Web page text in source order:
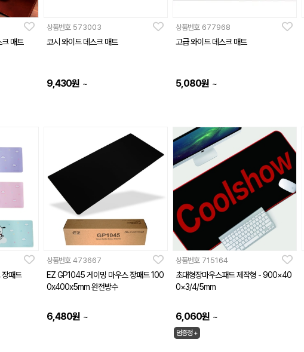
매트
상품번호 573003
코시 와이드 데스크 매트
9,430원 ~
상품번호 677968
고급 와이드 데스크 매트
5,080원 ~
장패드
상품번호 473667
EZ GP1045 게이밍 마우스 장패드 100
0x400x5mm 완전방수
6,480원 ~
상품번호 715164
초대형장마우스패드 제작형 - 900×40
0×3/4/5mm
6,060원 ~
덤증정 +